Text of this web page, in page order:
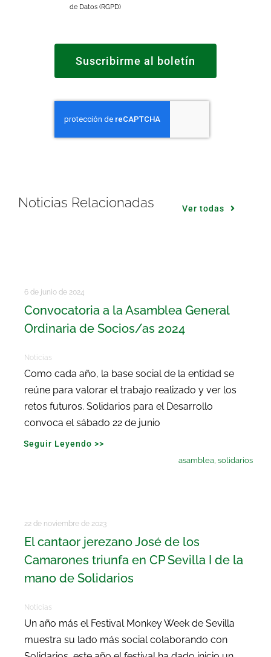
de Datos (RGPD)
Suscribirme al boletín
Noticias Relacionadas Ver todas
6 de junio de 2024
Convocatoria a la Asamblea General
Ordinaria de Socios/as 2024
Noticias
Como cada año, la base social de la entidad se
reúne para valorar el trabajo realizado y ver los
retos futuros. Solidarios para el Desarrollo
convoca el sábado 22 de junio
Seguir Leyendo >>
asamblea,solidarios
22 de noviembre de 2023
El cantaor jerezano José de los
Camarones triunfa en CP Sevilla I de la
mano de Solidarios
Noticias
Un año más el Festival Monkey Week de Sevilla
muestra su lado más social colaborando con